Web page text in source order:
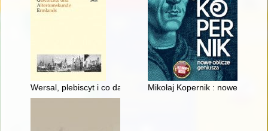
Wersal, plebiscyt i co dalej na Warmii i Mazurach - recenzja]
Mikołaj Kopernik : nowe